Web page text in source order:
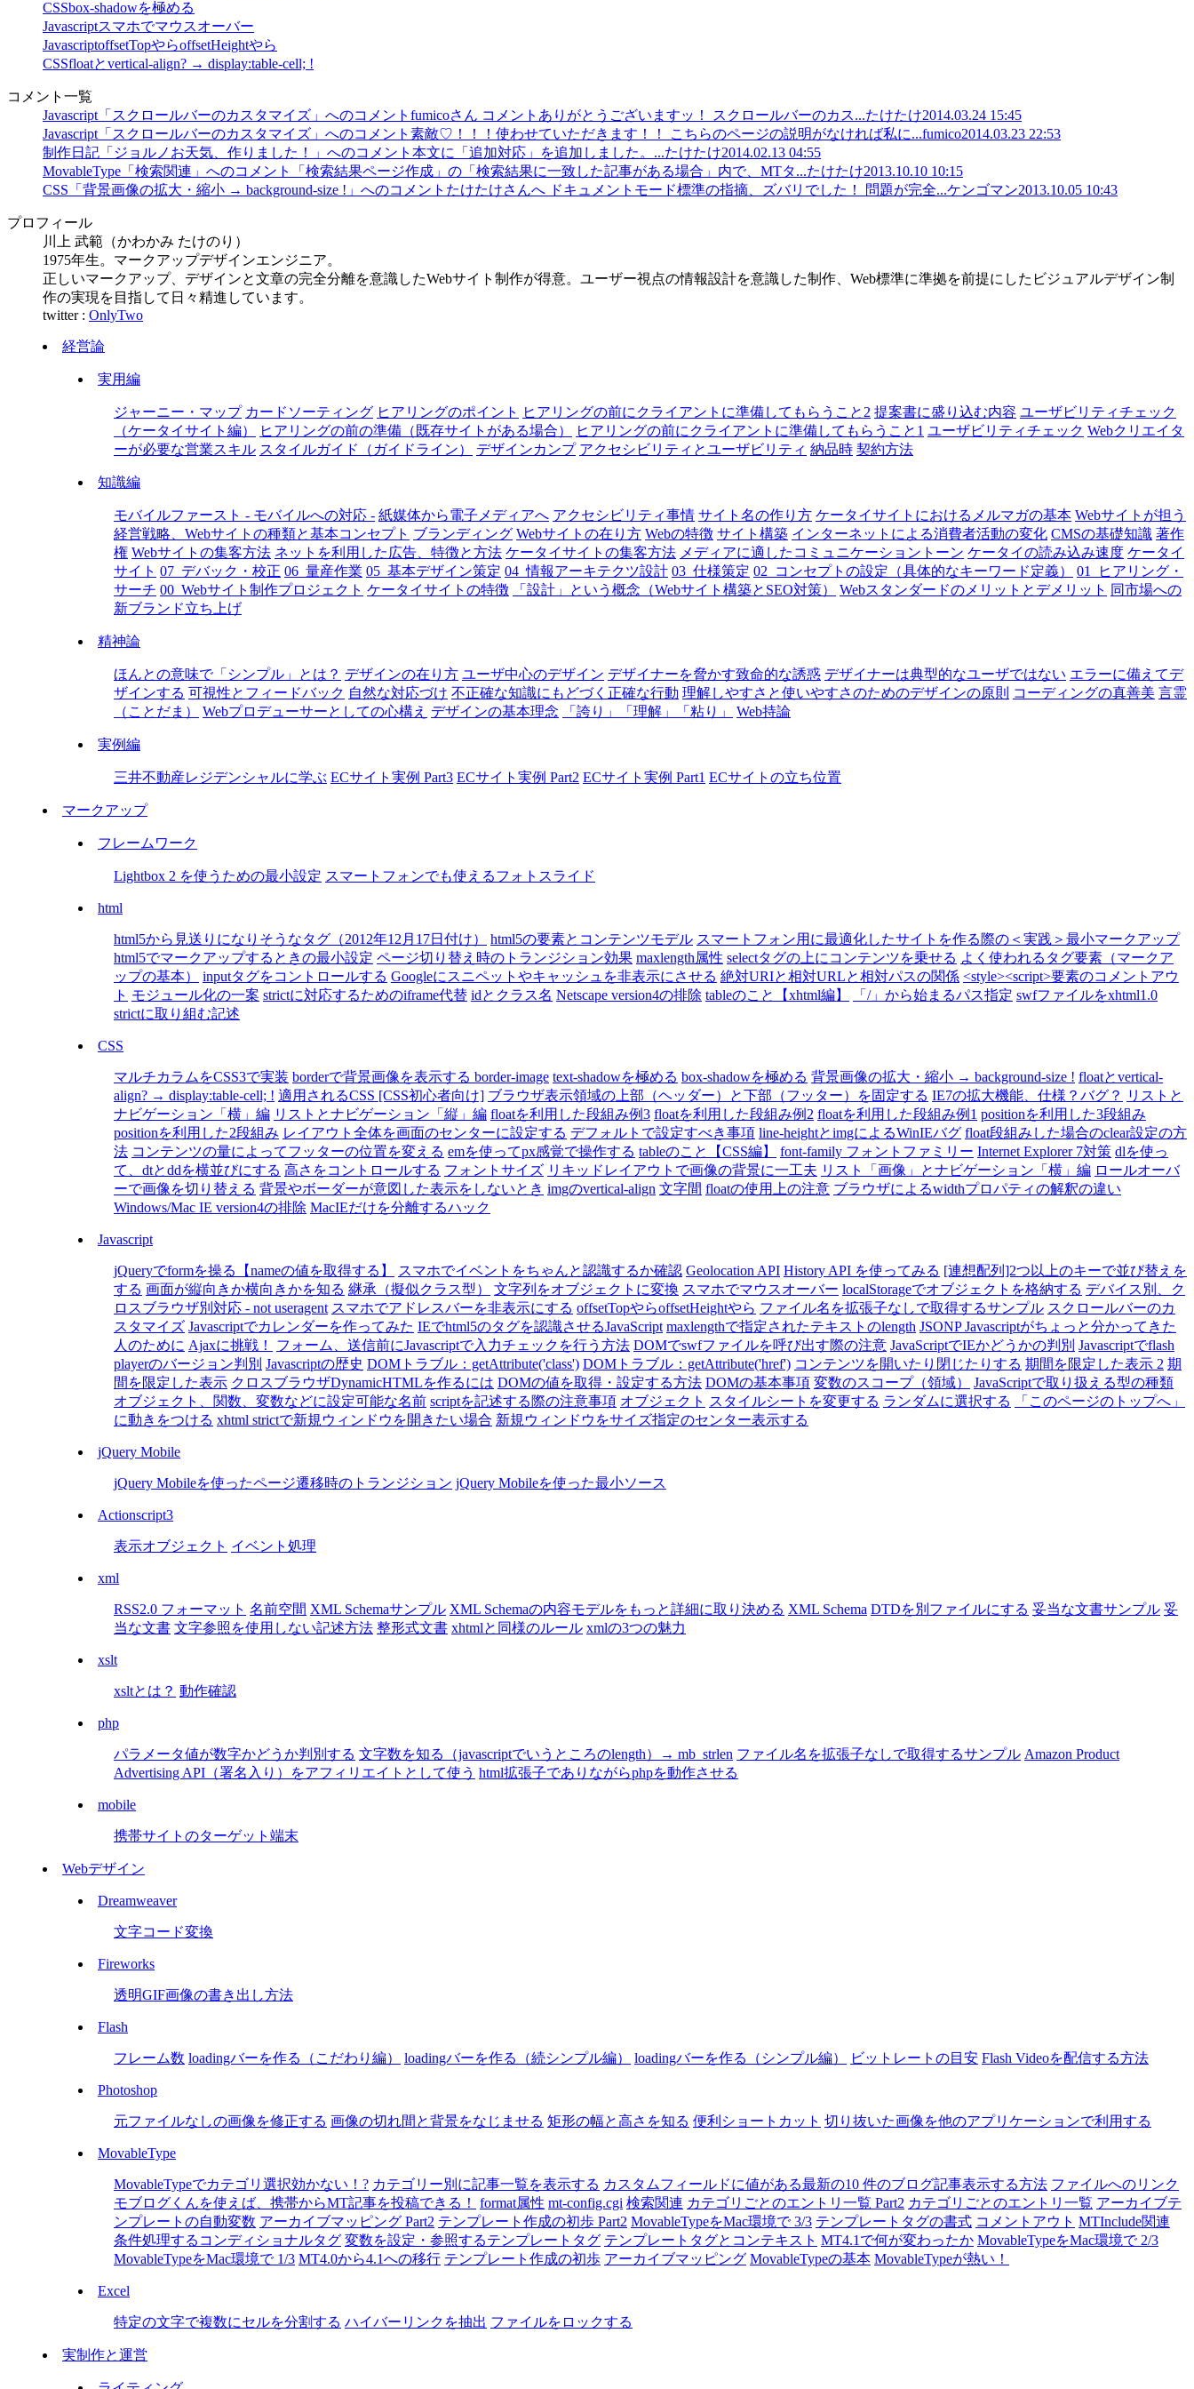
CSSbox-shadowを極める
Javascriptスマホでマウスオーバー
JavascriptoffsetTopやらoffsetHeightやら
CSSfloatとvertical-align? → display:table-cell; !
コメント一覧
Javascript「スクロールバーのカスタマイズ」へのコメント fumicoさん コメントありがとうございますッ！ スクロールバーのカス...たけたけ2014.03.24 15:45
Javascript「スクロールバーのカスタマイズ」へのコメント 素敵♡！！！使わせていただきます！！ こちらのページの説明がなければ私に...fumico2014.03.23 22:53
制作日記「ジョルノお天気、作りました！」へのコメント 本文に「追加対応」を追加しました。...たけたけ2014.02.13 04:55
MovableType「検索関連」へのコメント
「検索結果ページ作成」の「検索結果に一致した記事がある場合」内で、MTタ...たけたけ2013.10.10 10:15
CSS「背景画像の拡大・縮小 → background-size !」へのコメント たけたけさんへ ドキュメントモード標準の指摘、ズバリでした！ 問題が完全...ケンゴマン2013.10.05 10:43
プロフィール
川上 武範（かわかみ たけのり）
1975年生。マークアップデザインエンジニア。
正しいマークアップ、デザインと文章の完全分離を意識したWebサイト制作が得意。ユーザー視点の情報設計を意識した制作、Web標準に準拠を前提にしたビジュアルデザイン制
作の実現を目指して日々精進しています。
twitter : OnlyTwo
経営論
実用編
ジャーニー・マップ カードソーティング ヒアリングのポイント ヒアリングの前にクライアントに準備してもらうこと2 提案書に盛り込む内容 ユーザビリティチェック
（ケータイサイト編）
ヒアリングの前の準備（既存サイトがある場合） ヒアリングの前にクライアントに準備してもらうこと1 ユーザビリティチェック Webクリエイタ
ーが必要な営業スキル スタイルガイド（ガイドライン） デザインカンプ アクセシビリティとユーザビリティ 納品時 契約方法
知識編
モバイルファースト - モバイルへの対応 - 紙媒体から電子メディアへ アクセシビリティ事情 サイト名の作り方 ケータイサイトにおけるメルマガの基本 Webサイトが担う
経営戦略、Webサイトの種類と基本コンセプト ブランディング Webサイトの在り方 Webの特徴 サイト構築 インターネットによる消費者活動の変化 CMSの基礎知識 著作
権 Webサイトの集客方法 ネットを利用した広告、特徴と方法 ケータイサイトの集客方法 メディアに適したコミュニケーショントーン ケータイの読み込み速度 ケータイ
サイト 07_デバック・校正 06_量産作業 05_基本デザイン策定 04_情報アーキテクツ設計 03_仕様策定 02_コンセプトの設定（具体的なキーワード定義）
01_ヒアリング・
サーチ 00_Webサイト制作プロジェクト ケータイサイトの特徴 「設計」という概念（Webサイト構築とSEO対策） Webスタンダードのメリットとデメリット 同市場への
新ブランド立ち上げ
精神論
ほんとの意味で「シンプル」とは？ デザインの在り方 ユーザ中心のデザイン デザイナーを脅かす致命的な誘惑 デザイナーは典型的なユーザではない エラーに備えてデ
ザインする 可視性とフィードバック 自然な対応づけ 不正確な知識にもどづく正確な行動 理解しやすさと使いやすさのためのデザインの原則 コーディングの真善美 言霊
（ことだま）
Webプロデューサーとしての心構え デザインの基本理念 「誇り」「理解」「粘り」 Web持論
実例編
三井不動産レジデンシャルに学ぶ ECサイト実例 Part3 ECサイト実例 Part2 ECサイト実例 Part1 ECサイトの立ち位置
マークアップ
フレームワーク
Lightbox 2 を使うための最小設定 スマートフォンでも使えるフォトスライド
html
html5から見送りになりそうなタグ（2012年12月17日付け） html5の要素とコンテンツモデル スマートフォン用に最適化したサイトを作る際の＜実践＞最小マークアップ
html5でマークアップするときの最小設定 ページ切り替え時のトランジション効果 maxlength属性 selectタグの上にコンテンツを乗せる よく使われるタグ要素（マークア
ップの基本）
inputタグをコントロールする Googleにスニペットやキャッシュを非表示にさせる 絶対URIと相対URLと相対パスの関係 <style><script>要素のコメントアウ
ト モジュール化の一案 strictに対応するためのiframe代替 idとクラス名 Netscape version4の排除 tableのこと【xhtml編】 「/」から始まるパス指定 swfファイルをxhtml1.0
strictに取り組む記述
CSS
マルチカラムをCSS3で実装 borderで背景画像を表示する border-image text-shadowを極める box-shadowを極める 背景画像の拡大・縮小 → background-size ! floatとvertical-
align? → display:table-cell; ! 適用されるCSS [CSS初心者向け] ブラウザ表示領域の上部（ヘッダー）と下部（フッター）を固定する IE7の拡大機能、仕様？バグ？
リストと
ナビゲーション「横」編 リストとナビゲーション「縦」編 floatを利用した段組み例3 floatを利用した段組み例2 floatを利用した段組み例1 positionを利用した3段組み
positionを利用した2段組み レイアウト全体を画面のセンターに設定する デフォルトで設定すべき事項 line-heightとimgによるWinIEバグ float段組みした場合のclear設定の方
法 コンテンツの量によってフッターの位置を変える emを使ってpx感覚で操作する tableのこと【CSS編】 font-family フォントファミリー Internet Explorer 7対策 dlを使っ
て、dtとddを横並びにする 高さをコントロールする フォントサイズ リキッドレイアウトで画像の背景に一工夫 リスト「画像」とナビゲーション「横」編 ロールオーバ
ーで画像を切り替える 背景やボーダーが意図した表示をしないとき imgのvertical-align 文字間 floatの使用上の注意 ブラウザによるwidthプロパティの解釈の違い
Windows/Mac IE version4の排除 MacIEだけを分離するハック
Javascript
jQueryでformを操る【nameの値を取得する】 スマホでイベントをちゃんと認識するか確認 Geolocation API History API を使ってみる [連想配列]2つ以上のキーで並び替えを
する 画面が縦向きか横向きかを知る 継承（擬似クラス型） 文字列をオブジェクトに変換 スマホでマウスオーバー localStorageでオブジェクトを格納する デバイス別、ク
ロスブラウザ別対応 - not useragent スマホでアドレスバーを非表示にする offsetTopやらoffsetHeightやら ファイル名を拡張子なしで取得するサンプル スクロールバーのカ
スタマイズ Javascriptでカレンダーを作ってみた IEでhtml5のタグを認識させるJavaScript maxlengthで指定されたテキストのlength JSONP Javascriptがちょっと分かってきた
人のために Ajaxに挑戦！ フォーム、送信前にJavascriptで入力チェックを行う方法 DOMでswfファイルを呼び出す際の注意 JavaScriptでIEかどうかの判別 Javascriptでflash
playerのバージョン判別 Javascriptの歴史 DOMトラブル：getAttribute('class') DOMトラブル：getAttribute('href') コンテンツを開いたり閉じたりする 期間を限定した表示 2 期
間を限定した表示 クロスブラウザDynamicHTMLを作るには DOMの値を取得・設定する方法 DOMの基本事項 変数のスコープ（領域）
JavaScriptで取り扱える型の種類
オブジェクト、関数、変数などに設定可能な名前 scriptを記述する際の注意事項 オブジェクト スタイルシートを変更する ランダムに選択する
「このページのトップへ」
に動きをつける xhtml strictで新規ウィンドウを開きたい場合 新規ウィンドウをサイズ指定のセンター表示する
jQuery Mobile
jQuery Mobileを使ったページ遷移時のトランジション jQuery Mobileを使った最小ソース
Actionscript3
表示オブジェクト イベント処理
xml
RSS2.0 フォーマット 名前空間 XML Schemaサンプル XML Schemaの内容モデルをもっと詳細に取り決める XML Schema DTDを別ファイルにする 妥当な文書サンプル 妥
当な文書 文字参照を使用しない記述方法 整形式文書 xhtmlと同様のルール xmlの3つの魅力
xslt
xsltとは？ 動作確認
php
パラメータ値が数字かどうか判別する 文字数を知る（javascriptでいうところのlength）→ mb_strlen ファイル名を拡張子なしで取得するサンプル Amazon Product
Advertising API（署名入り）をアフィリエイトとして使う html拡張子でありながらphpを動作させる
mobile
携帯サイトのターゲット端末
Webデザイン
Dreamweaver
文字コード変換
Fireworks
透明GIF画像の書き出し方法
Flash
フレーム数 loadingバーを作る（こだわり編） loadingバーを作る（続シンプル編） loadingバーを作る（シンプル編） ビットレートの目安 Flash Videoを配信する方法
Photoshop
元ファイルなしの画像を修正する 画像の切れ間と背景をなじませる 矩形の幅と高さを知る 便利ショートカット 切り抜いた画像を他のアプリケーションで利用する
MovableType
MovableTypeでカテゴリ選択効かない！? カテゴリー別に記事一覧を表示する カスタムフィールドに値がある最新の10 件のブログ記事表示する方法 ファイルへのリンク
モブログくんを使えば、携帯からMT記事を投稿できる！
format属性 mt-config.cgi 検索関連 カテゴリごとのエントリ一覧 Part2 カテゴリごとのエントリ一覧 アーカイブテ
ンプレートの自動変数 アーカイブマッピング Part2 テンプレート作成の初歩 Part2 MovableTypeをMac環境で 3/3 テンプレートタグの書式 コメントアウト MTInclude関連
条件処理するコンディショナルタグ 変数を設定・参照するテンプレートタグ テンプレートタグとコンテキスト MT4.1で何が変わったか MovableTypeをMac環境で 2/3
MovableTypeをMac環境で 1/3 MT4.0から4.1への移行 テンプレート作成の初歩 アーカイブマッピング MovableTypeの基本 MovableTypeが熱い！
Excel
特定の文字で複数にセルを分割する ハイバーリンクを抽出 ファイルをロックする
実制作と運営